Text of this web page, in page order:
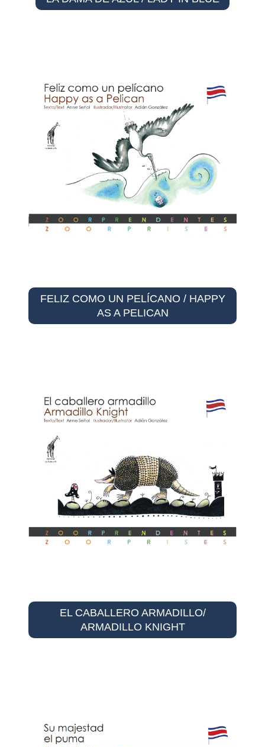
FELIZ COMO UN PELÍCANO / HAPPY
AS A PELICAN
EL CABALLERO ARMADILLO/
ARMADILLO KNIGHT